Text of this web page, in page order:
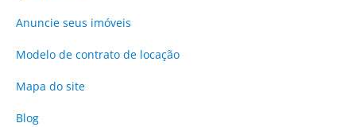
Anuncie seus imóveis
Modelo de contrato de locação
Mapa do site
Blog